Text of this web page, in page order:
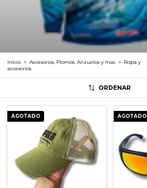
Inicio > Accesorios, Plomos, Anzuelos y mas > Ropa y
accesorios
ORDENAR
AGOTADO AGOTADO